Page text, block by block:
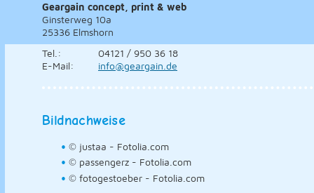
Geargain concept, print & web
Ginsterweg 10a
25336 Elmshorn
Tel.:
04121 / 950 36 18
E-Mail:
info@geargain.de
Bildnachweise
© justaa - Fotolia.com
© passengerz - Fotolia.com
© fotogestoeber - Fotolia.com